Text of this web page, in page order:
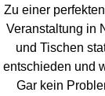
Zu einer
Veranstaltung in
und Tischen
entschieden und
Gar kein